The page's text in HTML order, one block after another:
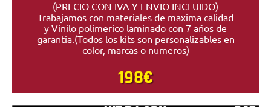
(PRECIO CON IVA Y ENVIO INCLUIDO)
Trabajamos con materiales de maxima calidad
y Vinilo polimerico laminado con 7 años de
garantia.(Todos los kits son personalizables en
color, marcas o numeros)
198€